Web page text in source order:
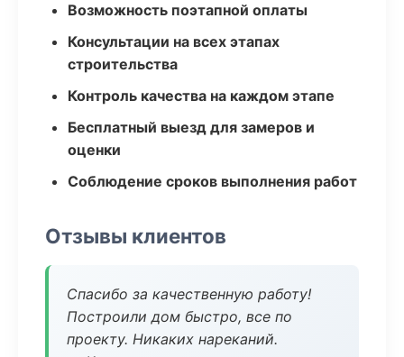
Возможность поэтапной оплаты
Консультации на всех этапах
строительства
Контроль качества на каждом этапе
Бесплатный выезд для замеров и
оценки
Соблюдение сроков выполнения работ
Отзывы клиентов
Спасибо за качественную работу!
Построили дом быстро, все по
проекту. Никаких нареканий.